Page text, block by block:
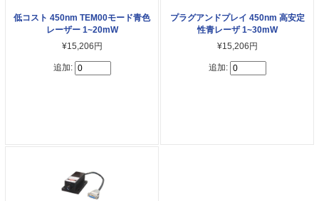
低コスト 450nm TEM00モード青色
レーザー 1~20mW
¥15,206円
追加:
プラグアンドプレイ 450nm 高安定
性青レーザ 1~30mW
¥15,206円
追加: